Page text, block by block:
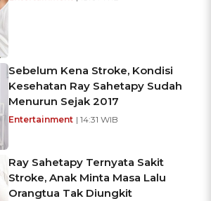
Sebelum Kena Stroke, Kondisi
Kesehatan Ray Sahetapy Sudah
Menurun Sejak 2017
Entertainment | 14:31 WIB
Ray Sahetapy Ternyata Sakit
Stroke, Anak Minta Masa Lalu
Orangtua Tak Diungkit